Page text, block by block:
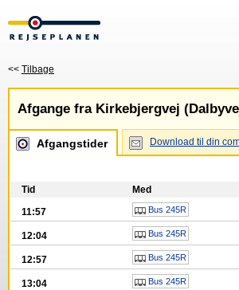
<< Tilbage
Afgange fra Kirkebjergvej
Afgangstider Download til din
Tid Med
11:57
Bus 245R
12:04 Bus 245R
12:57 Bus 245R
13:04 Bus 245R